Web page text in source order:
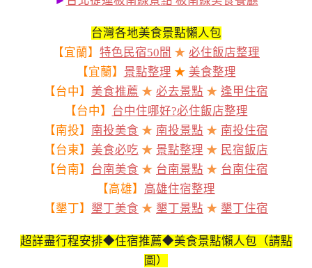
台灣各地美食景點懶人包
【宜蘭】 特色民宿50間 ★ 必住飯店整理
【宜蘭】 景點整理 ★ 美食整理
【台中】 美食推薦 ★ 必去景點 ★ 逢甲住宿
【台中】 台中住哪好?必住飯店整理
【南投】 南投美食 ★ 南投景點 ★ 南投住宿
【台東】 美食必吃 ★ 景點整理 ★ 民宿飯店
【台南】 台南美食 ★ 台南景點 ★ 台南住宿
【高雄】 高雄住宿整理
【墾丁】 墾丁美食 ★ 墾丁景點 ★ 墾丁住宿
超詳盡行程安排◆住宿推薦◆美食景點懶人包（請點
圖）